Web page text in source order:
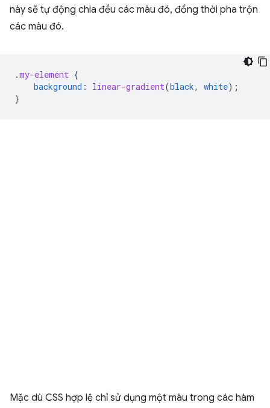
này sẽ tự động chia đều các màu đó, đồng thời pha trộn
các màu đó.
.my-element {
background : linear-gradient(black, white);
}
Mặc dù CSS hợp lệ chỉ sử dụng một màu trong các hàm